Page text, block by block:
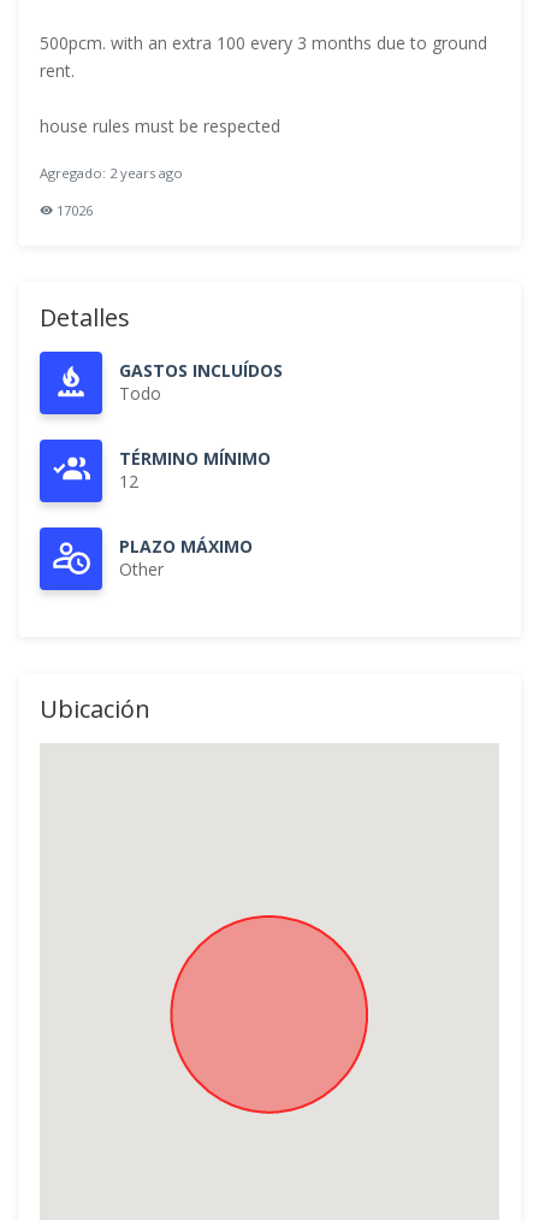
500pcm. with an extra 100 every 3 months due to ground
rent.
house rules must be respected
Agregado: 2 years ago
17026
Detalles
GASTOS INCLUÍDOS
Todo
TÉRMINO MÍNIMO
12
PLAZO MÁXIMO
Other
Ubicación